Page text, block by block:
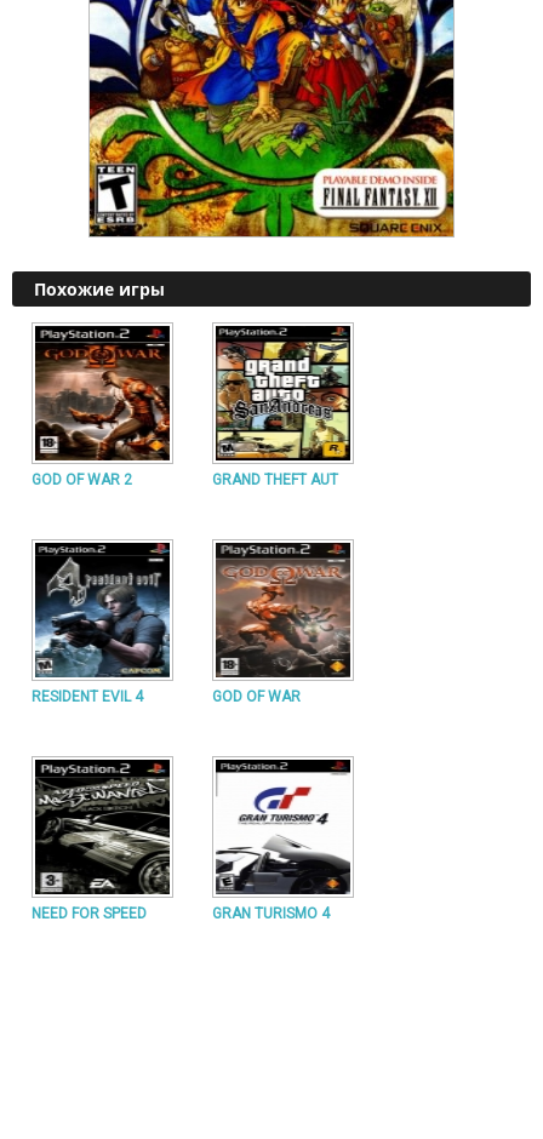
Похожие игры
GOD OF WAR 2 GRAND THEFT AUT
RESIDENT EVIL 4 GOD OF WAR
NEED FOR SPEED GRAN TURISMO 4